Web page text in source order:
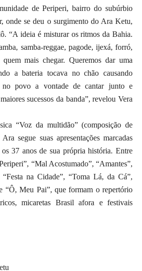
de Periperi, bairro do subúrbio
onde se deu o surgimento do Ara Ketu,
“A ideia é misturar os ritmos da Bahia.
samba-reggae, pagode, ijexá, forró,
quem mais chegar. Queremos dar uma
a bateria tocava no chão causando
no povo a vontade de cantar junto e
sucessos da banda”, revelou Vera
“Voz da multidão” (composição de
segue suas apresentações marcadas
37 anos de sua própria história. Entre
“Mal Acostumado”, “Amantes”,
“Festa na Cidade”, “Toma Lá, da Cá”,
“Ô, Meu Pai”, que formam o repertório
micaretas Brasil afora e festivais